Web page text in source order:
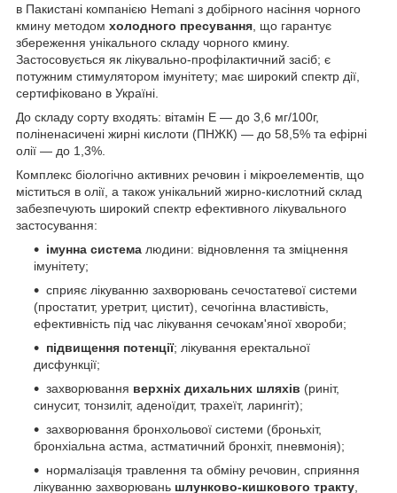
в Пакистані компанією Hemani з добірного насіння чорного
кмину методом холодного пресування , що гарантує
збереження унікального складу чорного кмину.
Застосовується як лікувально-профілактичний засіб; є
потужним стимулятором імунітету; має широкий спектр дії,
сертифіковано в Україні.
До складу сорту входять: вітамін Е — до 3,6 мг/100г,
поліненасичені жирні кислоти (ПНЖК) — до 58,5% та ефірні
олії — до 1,3%.
Комплекс біологічно активних речовин і мікроелементів, що
міститься в олії, а також унікальний жирно-кислотний склад
забезпечують широкий спектр ефективного лікувального
застосування:
імунна система людини: відновлення та зміцнення
імунітету;
сприяє лікуванню захворювань сечостатевої системи
(простатит, уретрит, цистит), сечогінна властивість,
ефективність під час лікування сечокам'яної хвороби;
підвищення потенції; лікування еректальної
дисфункції;
захворювання верхніх дихальних шляхів (риніт,
синусит, тонзиліт, аденоїдит, трахеїт, ларингіт);
захворювання бронхольової системи (броньхіт,
бронхіальна астма, астматичний бронхіт, пневмонія);
нормалізація травлення та обміну речовин, сприяння
лікуванню захворювань шлунково-кишкового тракту